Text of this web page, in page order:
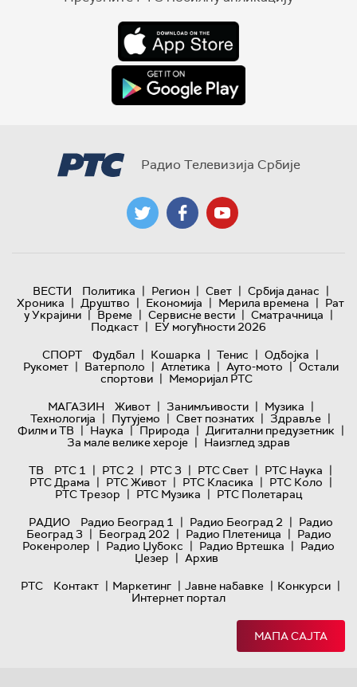
Радио Телевизија Србије
ВЕСТИ Политика | Регион | Свет | Србија данас |
Хроника | Друштво | Економија | Мерила времена | Рат
у Украјини | Време | Сервисне вести | Сматрачница |
Подкаст | ЕУ могућности 2026
СПОРТ
Фудбал | Кошарка | Тенис | Одбојка |
Рукомет | Ватерполо | Атлетика | Ауто-мото | Остали
спортови | Меморијал РТС
МАГАЗИН
Живот | Занимљивости | Музика |
Технологијa | Путујемо | Свет познатих | Здравље |
Филм и ТВ | Наука | Природа | Дигитални предузетник |
За мале велике хероје | Наизглед здрав
ТВ
РТС 1 | РТС 2 | РТС 3 | РТС Свет | РТС Наука |
РТС Драма | РТС Живот | РТС Класика | РТС Коло |
РТС Трезор | РТС Музика | РТС Полетарац
РАДИО
Радио Београд 1 | Радио Београд 2 | Радио
Београд 3 | Београд 202 | Радио Плетеница | Радио
Рокенролер | Радио Џубокс | Радио Вртешка | Радио
Џезер | Архив
РТС
Контакт | Маркетинг | Јавне набавке | Конкурси |
Интернет портал
МАПА САЈТА